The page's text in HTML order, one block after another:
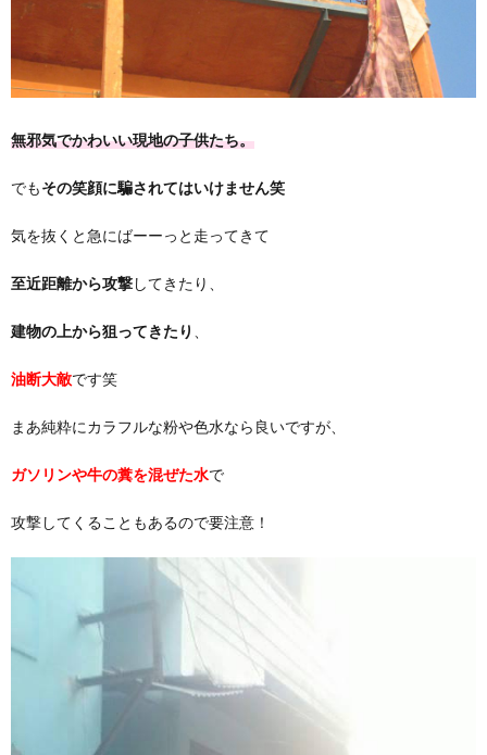
無邪気でかわいい現地の子供たち。
でもその笑顔に騙されてはいけません笑
気を抜くと急にばーーっと走ってきて
至近距離から攻撃してきたり、
建物の上から狙ってきたり 、
油断大敵です笑
まあ純粋にカラフルな粉や色水なら良いですが、
ガソリンや牛の糞を混ぜた水で
攻撃してくることもあるので要注意！